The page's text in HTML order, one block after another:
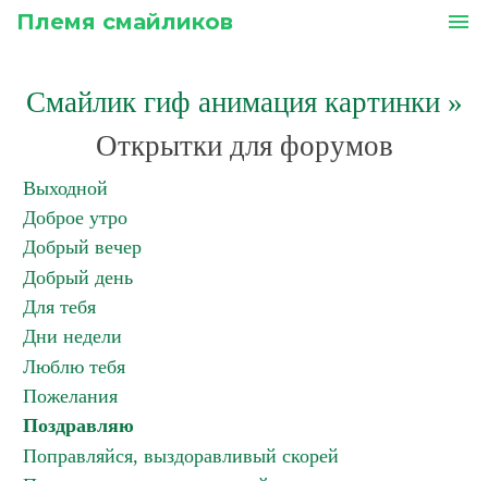
Племя смайликов menu
Смайлик гиф анимация картинки»
Открытки для форумов
Выходной
Доброе утро
Добрый вечер
Добрый день
Для тебя
Дни недели
Люблю тебя
Пожелания
Поздравляю
Поправляйся, выздоравливый скорей